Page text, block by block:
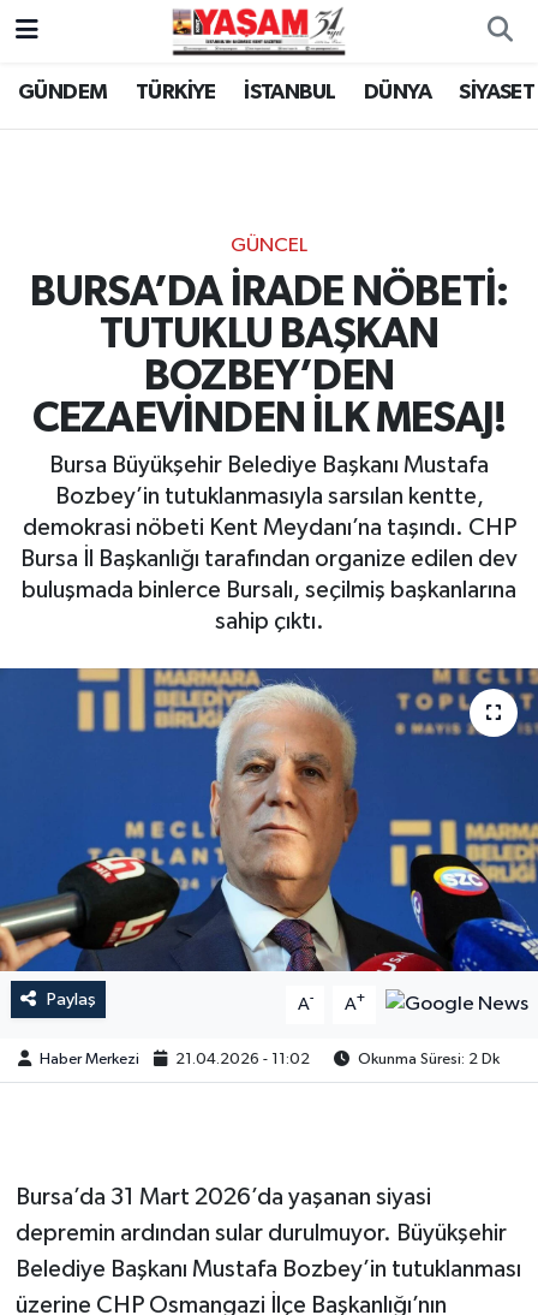
GÜNDEM TÜRKİYE İSTANBUL DÜNYA SİYASET
GÜNCEL
BURSA’DA İRADE NÖBETİ:
TUTUKLU BAŞKAN
BOZBEY’DEN
CEZAEVİNDEN İLK MESAJ!
Bursa Büyükşehir Belediye Başkanı Mustafa
Bozbey’in tutuklanmasıyla sarsılan kentte,
demokrasi nöbeti Kent Meydanı’na taşındı. CHP
Bursa İl Başkanlığı tarafından organize edilen dev
buluşmada binlerce Bursalı, seçilmiş başkanlarına
sahip çıktı.
Paylaş A- A+
Haber Merkezi 21.04.2026 - 11:02 Okunma Süresi: 2 Dk
Bursa’da 31 Mart 2026’da yaşanan siyasi
depremin ardından sular durulmuyor. Büyükşehir
Belediye Başkanı Mustafa Bozbey’in tutuklanması
üzerine CHP Osmangazi İlçe Başkanlığı’nın